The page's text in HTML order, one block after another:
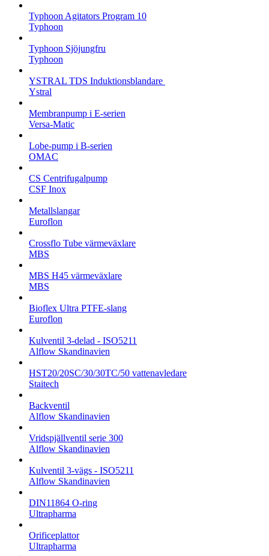
Typhoon Agitators Program 10
Typhoon
Typhoon Sjöjungfru
Typhoon
YSTRAL TDS Induktionsblandare ‍
Ystral
Membranpump i E-serien
Versa-Matic
Lobe-pump i B-serien
OMAC
CS Centrifugalpump
CSF Inox
Metallslangar
Euroflon
Crossflo Tube värmeväxlare
MBS
MBS H45 värmeväxlare
MBS
Bioflex Ultra PTFE-slang
Euroflon
Kulventil 3-delad - ISO5211
Alflow Skandinavien
HST20/20SC/30/30TC/50 vattenavledare
Staitech
Backventil
Alflow Skandinavien
Vridspjällventil serie 300
Alflow Skandinavien
Kulventil 3-vägs - ISO5211
Alflow Skandinavien
DIN11864 O-ring
Ultrapharma
Orificeplattor
Ultrapharma